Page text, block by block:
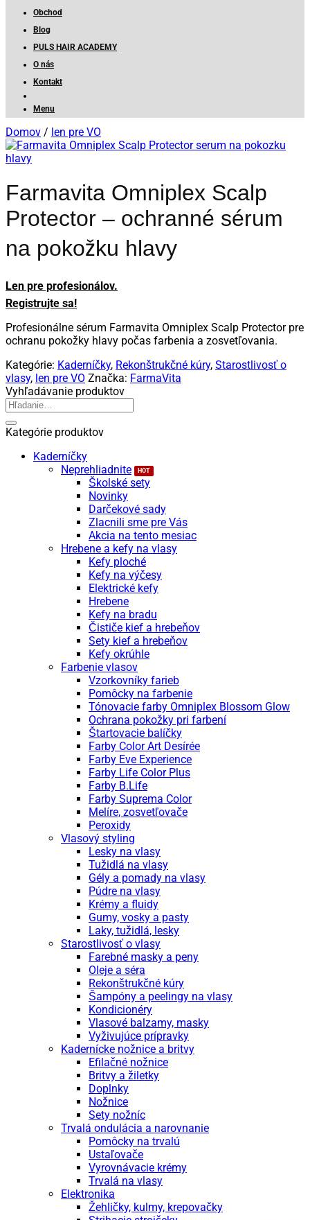
Obchod
Blog
PULS HAIR ACADEMY
O nás
Kontakt
Menu
Domov / len pre VO
Farmavita Omniplex Scalp
Protector – ochranné sérum
na pokožku hlavy
Len pre profesionálov.
Registrujte sa!
Profesionálne sérum Farmavita Omniplex Scalp Protector pre
ochranu pokožky hlavy počas farbenia a zosvetľovania.
Kategórie: Kaderníčky, Rekonštrukčné kúry, Starostlivosť o
vlasy, len pre VO Značka: FarmaVita
Vyhľadávanie produktov
Hľadať:
Kategórie produktov
Kaderníčky
Neprehliadnite
Školské sety
Novinky
Darčekové sady
Zlacnili sme pre Vás
Akcia na tento mesiac
Hrebene a kefy na vlasy
Kefy ploché
Kefy na výčesy
Elektrické kefy
Hrebene
Kefy na bradu
Čističe kief a hrebeňov
Sety kief a hrebeňov
Kefy okrúhle
Farbenie vlasov
Vzorkovníky farieb
Pomôcky na farbenie
Tónovacie farby Omniplex Blossom Glow
Ochrana pokožky pri farbení
Štartovacie balíčky
Farby Color Art Desírée
Farby Eve Experience
Farby Life Color Plus
Farby B.Life
Farby Suprema Color
Melíre, zosvetľovače
Peroxidy
Vlasový styling
Lesky na vlasy
Tužidlá na vlasy
Gély a pomady na vlasy
Púdre na vlasy
Krémy a fluidy
Gumy, vosky a pasty
Laky, tužidlá, lesky
Starostlivosť o vlasy
Farebné masky a peny
Oleje a séra
Rekonštrukčné kúry
Šampóny a peelingy na vlasy
Kondicionéry
Vlasové balzamy, masky
Vyživujúce prípravky
Kadernícke nožnice a britvy
Efilačné nožnice
Britvy a žiletky
Doplnky
Nožnice
Sety nožníc
Trvalá ondulácia a narovnanie
Pomôcky na trvalú
Ustaľovače
Vyrovnávacie krémy
Trvalá na vlasy
Elektronika
Žehličky, kulmy, krepovačky